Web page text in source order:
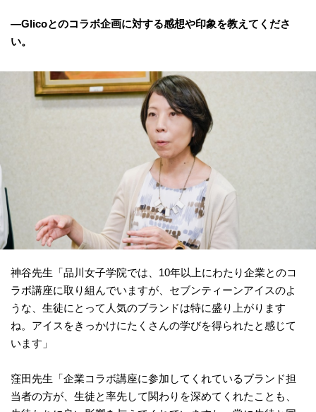
―Glicoとのコラボ企画に対する感想や印象を教えてくださ
い。
神谷先生「品川女子学院では、10年以上にわたり企業とのコ
ラボ講座に取り組んでいますが、セブンティーンアイスのよ
うな、生徒にとって人気のブランドは特に盛り上がります
ね。アイスをきっかけにたくさんの学びを得られたと感じて
います」
窪田先生「企業コラボ講座に参加してくれているブランド担
当者の方が、生徒と率先して関わりを深めてくれたことも、